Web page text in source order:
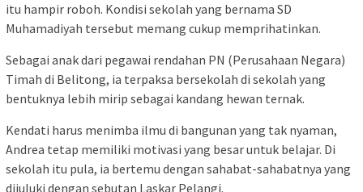
itu hampir roboh. Kondisi sekolah yang bernama SD
Muhamadiyah tersebut memang cukup memprihatinkan.
Sebagai anak dari pegawai rendahan PN (Perusahaan Negara)
Timah di Belitong, ia terpaksa bersekolah di sekolah yang
bentuknya lebih mirip sebagai kandang hewan ternak.
Kendati harus menimba ilmu di bangunan yang tak nyaman,
Andrea tetap memiliki motivasi yang besar untuk belajar. Di
sekolah itu pula, ia bertemu dengan sahabat-sahabatnya yang
dijuluki dengan sebutan Laskar Pelangi.